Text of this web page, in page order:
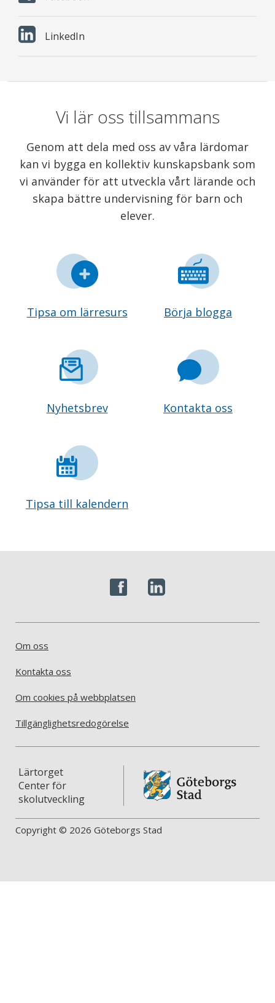
LinkedIn
Vi lär oss tillsammans
Genom att dela med oss av våra lärdomar
kan vi bygga en kollektiv kunskapsbank som
vi använder för att utveckla vårt lärande och
skapa bättre undervisning för barn och
elever.
Tipsa om lärresurs Börja blogga
Nyhetsbrev Kontakta oss
Tipsa till kalendern
Om oss
Kontakta oss
Om cookies på webbplatsen
Tillgänglighetsredogörelse
Lärtorget
Center för
skolutveckling
Copyright © 2026 Göteborgs Stad